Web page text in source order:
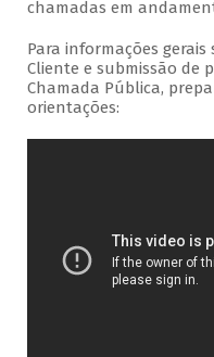
chamadas em
Para informações
Cliente e submissão de
Chamada Pública,
orientações: